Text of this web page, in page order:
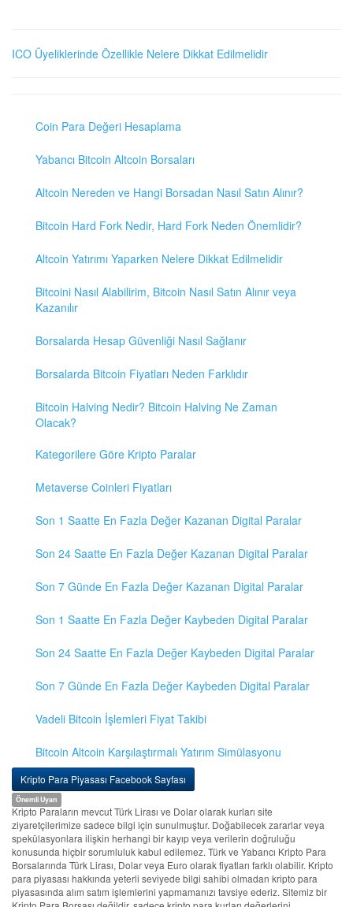
ICO Üyeliklerinde Özellikle Nelere Dikkat Edilmelidir
Coin Para Değeri Hesaplama
Yabancı Bitcoin Altcoin Borsaları
Altcoin Nereden ve Hangi Borsadan Nasıl Satın Alınır?
Bitcoin Hard Fork Nedir, Hard Fork Neden Önemlidir?
Altcoin Yatırımı Yaparken Nelere Dikkat Edilmelidir
Bitcoini Nasıl Alabilirim, Bitcoin Nasıl Satın Alınır veya
Kazanılır
Borsalarda Hesap Güvenliği Nasıl Sağlanır
Borsalarda Bitcoin Fiyatları Neden Farklıdır
Bitcoin Halving Nedir? Bitcoin Halving Ne Zaman
Olacak?
Kategorilere Göre Kripto Paralar
Metaverse Coinleri Fiyatları
Son 1 Saatte En Fazla Değer Kazanan Digital Paralar
Son 24 Saatte En Fazla Değer Kazanan Digital Paralar
Son 7 Günde En Fazla Değer Kazanan Digital Paralar
Son 1 Saatte En Fazla Değer Kaybeden Digital Paralar
Son 24 Saatte En Fazla Değer Kaybeden Digital Paralar
Son 7 Günde En Fazla Değer Kaybeden Digital Paralar
Vadeli Bitcoin İşlemleri Fiyat Takibi
Bitcoin Altcoin Karşılaştırmalı Yatırım Simülasyonu
Kripto Para Piyasası Facebook Sayfası
Önemli Uyarı
Kripto Paraların mevcut Türk Lirası ve Dolar olarak kurları site
ziyaretçilerimize sadece bilgi için sunulmuştur. Doğabilecek zararlar veya
spekülasyonlara ilişkin herhangi bir kayıp veya verilerin doğruluğu
konusunda hiçbir sorumluluk kabul edilemez. Türk ve Yabancı Kripto Para
Borsalarında Türk Lirası, Dolar veya Euro olarak fiyatları farklı olabilir. Kripto
para piyasası hakkında yeterli seviyede bilgi sahibi olmadan kripto para
piyasasında alım satım işlemlerini yapmamanızı tavsiye ederiz. Sitemiz bir